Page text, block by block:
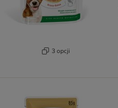
3 opcji